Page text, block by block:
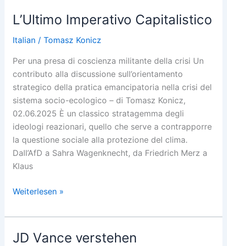
transformação!
L’Ultimo Imperativo Capitalistico
Italian/ Tomasz Konicz
Per una presa di coscienza militante della crisi Un
contributo alla discussione sull’orientamento
strategico della pratica emancipatoria nella crisi del
sistema socio-ecologico – di Tomasz Konicz,
02.06.2025 È un classico stratagemma degli
ideologi reazionari, quello che serve a contrapporre
la questione sociale alla protezione del clima.
Dall’AfD a Sahra Wagenknecht, da Friedrich Merz a
Klaus
L’Ultimo
Capitalistico
Weiterlesen »
JD Vance verstehen